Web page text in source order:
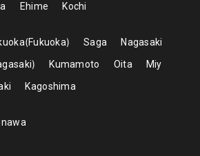
Ehime Kochi
Fukuoka Saga
Nagasaki
Kumamoto Oita
Miy
Kagoshima